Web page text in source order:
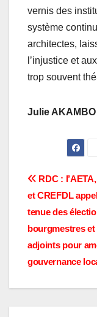
vernis des
système
architectes,
l’injustice et
trop souvent
Julie
de
l’article
RDC :
et CREFDL
tenue des
bourgmestres
adjoints pour
gouvernance